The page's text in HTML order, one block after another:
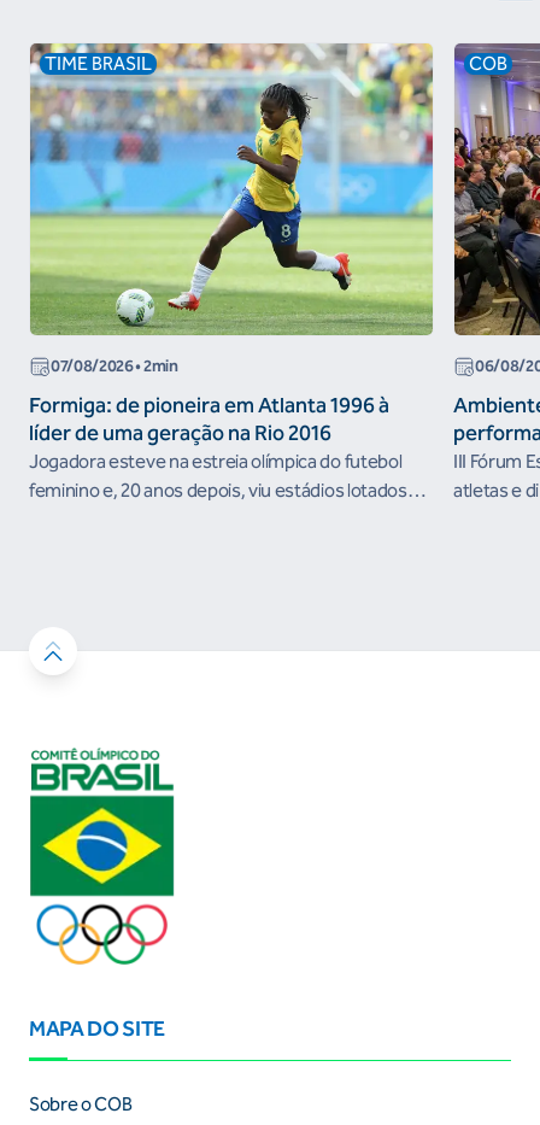
TIME BRASIL
07/08/2026• 2min
Formiga: de pioneira em Atlanta 1996 à
líder de uma geração na Rio 2016
Jogadora esteve na estreia olímpica do futebol
feminino e, 20 anos depois, viu estádios lotados
COB
06/08/
III Fórum
atletas e
MAPA DO SITE
Sobre o COB